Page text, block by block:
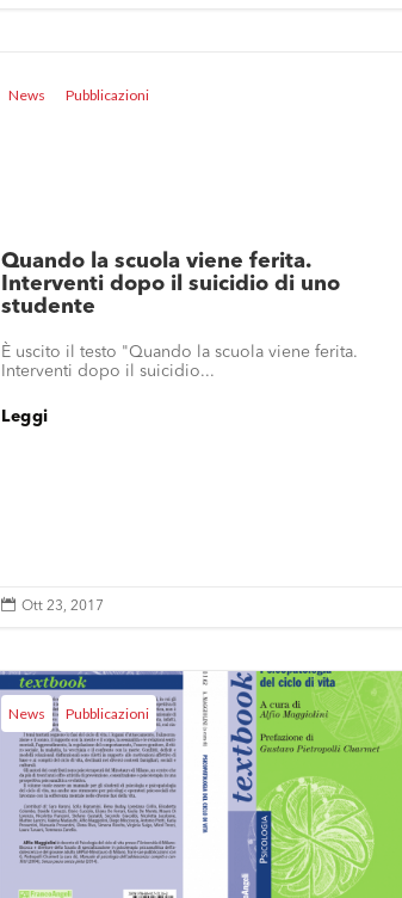
News Pubblicazioni
Quando la scuola viene ferita.
Interventi dopo il suicidio di uno
studente
È uscito il testo "Quando la scuola viene ferita.
Interventi dopo il suicidio...
Leggi
 Ott 23, 2017
News Pubblicazioni